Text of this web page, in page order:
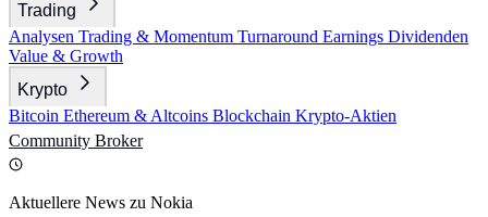
Trading
Analysen Trading & Momentum Turnaround Earnings Dividenden
Value & Growth
Krypto
Bitcoin Ethereum & Altcoins Blockchain Krypto-Aktien
Community Broker
Aktuellere News zu Nokia